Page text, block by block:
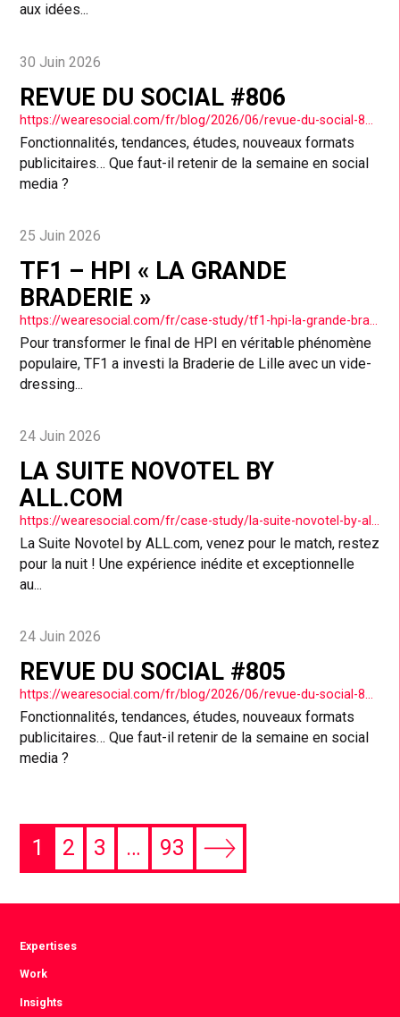
aux idées...
30 Juin 2026
REVUE DU SOCIAL #806
https://wearesocial.com/fr/blog/2026/06/revue-du-social-806/
Fonctionnalités, tendances, études, nouveaux formats
publicitaires… Que faut-il retenir de la semaine en social
media ?
25 Juin 2026
TF1 – HPI « LA GRANDE
BRADERIE »
https://wearesocial.com/fr/case-study/tf1-hpi-la-grande-braderie/
Pour transformer le final de HPI en véritable phénomène
populaire, TF1 a investi la Braderie de Lille avec un vide-
dressing...
24 Juin 2026
LA SUITE NOVOTEL BY
ALL.COM
https://wearesocial.com/fr/case-study/la-suite-novotel-by-all-com/
La Suite Novotel by ALL.com, venez pour le match, restez
pour la nuit ! Une expérience inédite et exceptionnelle
au...
24 Juin 2026
REVUE DU SOCIAL #805
https://wearesocial.com/fr/blog/2026/06/revue-du-social-805/
Fonctionnalités, tendances, études, nouveaux formats
publicitaires… Que faut-il retenir de la semaine en social
media ?
1 2 3 … 93
Next
Expertises
Work
Insights